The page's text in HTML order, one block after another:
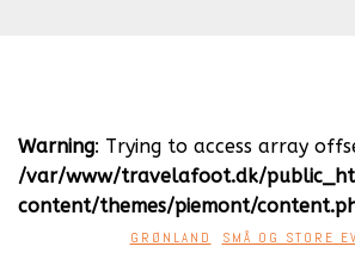
Warning: Trying to access array
/var/www/travelafoot.dk/
content/themes/piemont/
GRØNLAND SMÅ OG STORE